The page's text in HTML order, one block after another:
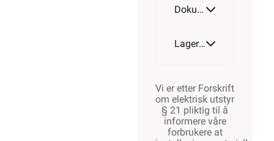
Dokumentasjon
Lagerstatus
Vi er etter Forskrift
om elektrisk utstyr
§ 21 pliktig til å
informere våre
forbrukere at